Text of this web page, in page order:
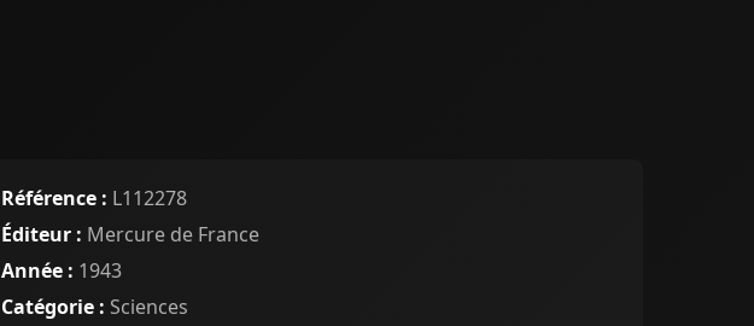
Référence : L112278
Éditeur : Mercure de France
Année : 1943
Catégorie : Sciences